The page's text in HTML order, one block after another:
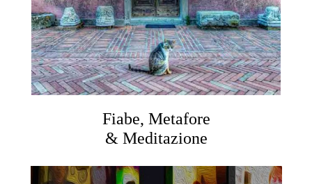
Fiabe, Metafore
& Meditazione